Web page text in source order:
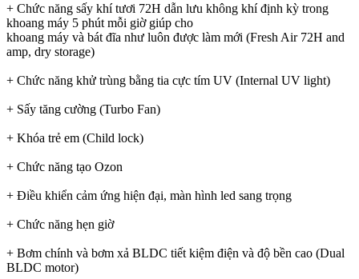
+ Chức năng sấy khí tươi 72H dẫn lưu không khí định kỳ trong
khoang máy 5 phút mỗi giờ giúp cho
khoang máy và bát đĩa như luôn được làm mới (Fresh Air 72H and
amp, dry storage)
+ Chức năng khử trùng bằng tia cực tím UV (Internal UV light)
+ Sấy tăng cường (Turbo Fan)
+ Khóa trẻ em (Child lock)
+ Chức năng tạo Ozon
+ Điều khiển cảm ứng hiện đại, màn hình led sang trọng
+ Chức năng hẹn giờ
+ Bơm chính và bơm xả BLDC tiết kiệm điện và độ bền cao (Dual
BLDC motor)